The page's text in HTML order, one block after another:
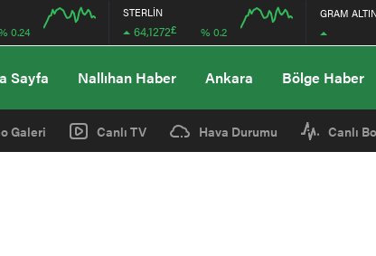
0.24
STERLİN
64,1272£ % 0.2
GRAM
Sayfa Nallıhan Haber Ankara Bölge Haber
Galeri Canlı TV Hava Durumu Canlı